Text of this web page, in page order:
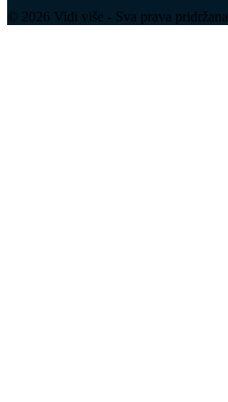
© 2026 Vidi više - Sva prava pridržana